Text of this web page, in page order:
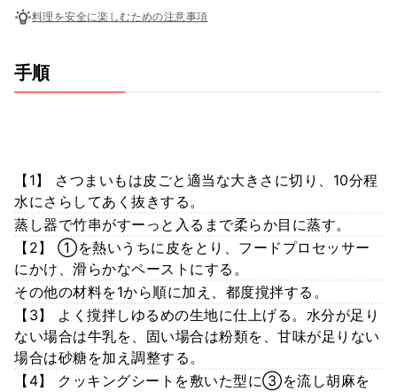
料理を安全に楽しむための注意事項
手順
【1】 さつまいもは皮ごと適当な大きさに切り、10分程
水にさらしてあく抜きする。
蒸し器で竹串がすーっと入るまで柔らか目に蒸す。
【2】 ①を熱いうちに皮をとり、フードプロセッサー
にかけ、滑らかなペーストにする。
その他の材料を1から順に加え、都度撹拌する。
【3】 よく撹拌しゆるめの生地に仕上げる。水分が足り
ない場合は牛乳を、固い場合は粉類を、甘味が足りない
場合は砂糖を加え調整する。
【4】 クッキングシートを敷いた型に③を流し胡麻を